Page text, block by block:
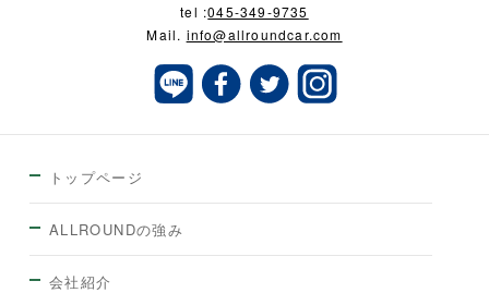
tel :045-349-9735
Mail. info@allroundcar.com
トップページ
ALLROUNDの強み
会社紹介